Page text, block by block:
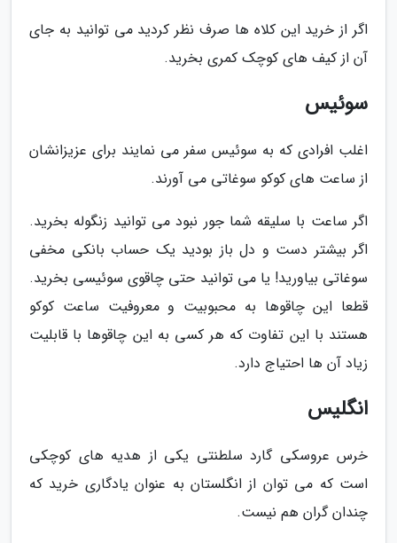
اگر از خرید این کلاه ها صرف نظر کردید می توانید به جای
آن از کیف های کوچک کمری بخرید.
سوئیس
اغلب افرادی که به سوئیس سفر می نمایند برای عزیزانشان
از ساعت های کوکو سوغاتی می آورند.
اگر ساعت با سلیقه شما جور نبود می توانید زنگوله بخرید.
اگر بیشتر دست و دل باز بودید یک حساب بانکی مخفی
سوغاتی بیاورید! یا می توانید حتی چاقوی سوئیسی بخرید.
قطعا این چاقوها به محبوبیت و معروفیت ساعت کوکو
هستند با این تفاوت که هر کسی به این چاقوها با قابلیت
زیاد آن ها احتیاج دارد.
انگلیس
خرس عروسکی گارد سلطنتی یکی از هدیه های کوچکی
است که می توان از انگلستان به عنوان یادگاری خرید که
چندان گران هم نیست.